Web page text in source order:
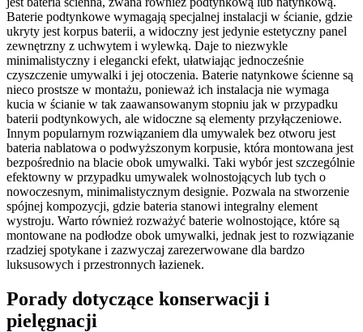
Baterie podtynkowe wymagają specjalnej instalacji w ścianie, gdzie
ukryty jest korpus baterii, a widoczny jest jedynie estetyczny panel
zewnętrzny z uchwytem i wylewką. Daje to niezwykle
minimalistyczny i elegancki efekt, ułatwiając jednocześnie
czyszczenie umywalki i jej otoczenia. Baterie natynkowe ścienne są
nieco prostsze w montażu, ponieważ ich instalacja nie wymaga
kucia w ścianie w tak zaawansowanym stopniu jak w przypadku
baterii podtynkowych, ale widoczne są elementy przyłączeniowe.
Innym popularnym rozwiązaniem dla umywalek bez otworu jest
bateria nablatowa o podwyższonym korpusie, która montowana jest
bezpośrednio na blacie obok umywalki. Taki wybór jest szczególnie
efektowny w przypadku umywalek wolnostojących lub tych o
nowoczesnym, minimalistycznym designie. Pozwala na stworzenie
spójnej kompozycji, gdzie bateria stanowi integralny element
wystroju. Warto również rozważyć baterie wolnostojące, które są
montowane na podłodze obok umywalki, jednak jest to rozwiązanie
rzadziej spotykane i zazwyczaj zarezerwowane dla bardzo
luksusowych i przestronnych łazienek.
Porady dotyczące konserwacji i
pielęgnacji